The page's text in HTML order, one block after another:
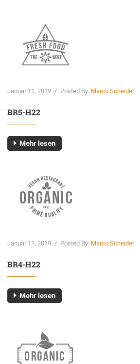
Januar 11, 2019 / Posted By: Marco Scheider
BR5-H22
Mehr lesen
Januar 11, 2019 / Posted By: Marco Scheider
BR4-H22
Mehr lesen